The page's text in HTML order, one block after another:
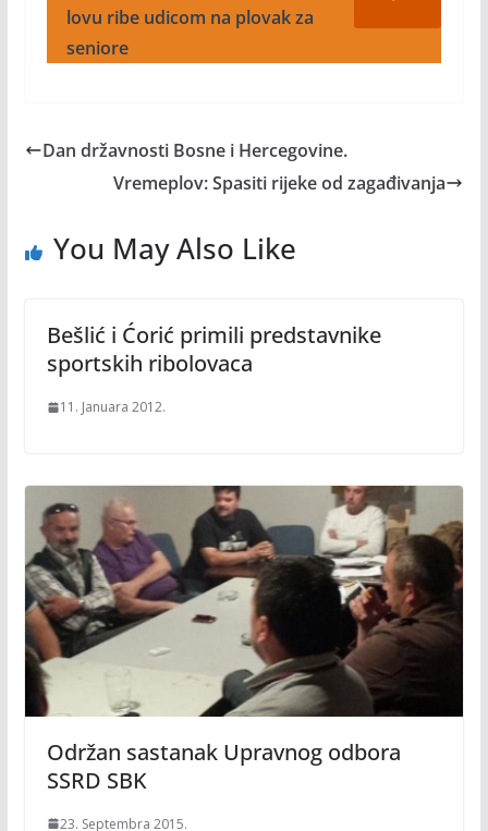
lovu ribe udicom na plovak za
seniore
Dan državnosti Bosne i Hercegovine.
Vremeplov: Spasiti rijeke od zagađivanja
You May Also Like
Bešlić i Ćorić primili predstavnike
sportskih ribolovaca
11. Januara 2012.
Održan sastanak Upravnog odbora
SSRD SBK
23. Septembra 2015.